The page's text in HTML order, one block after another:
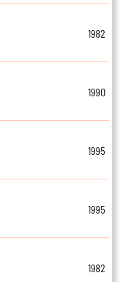
1982
1990
1995
1995
1982